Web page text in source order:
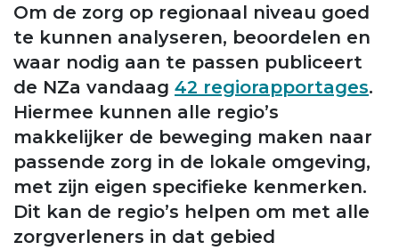
Om de zorg op regionaal niveau goed
te kunnen analyseren, beoordelen en
waar nodig aan te passen publiceert
de NZa vandaag 42 regiorapportages.
Hiermee kunnen alle regio’s
makkelijker de beweging maken naar
passende zorg in de lokale omgeving,
met zijn eigen specifieke kenmerken.
Dit kan de regio’s helpen om met alle
zorgverleners in dat gebied